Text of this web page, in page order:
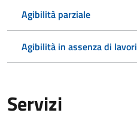
Agibilità parziale
Agibilità in assenza di lavori
Servizi